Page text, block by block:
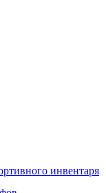
инвентаря